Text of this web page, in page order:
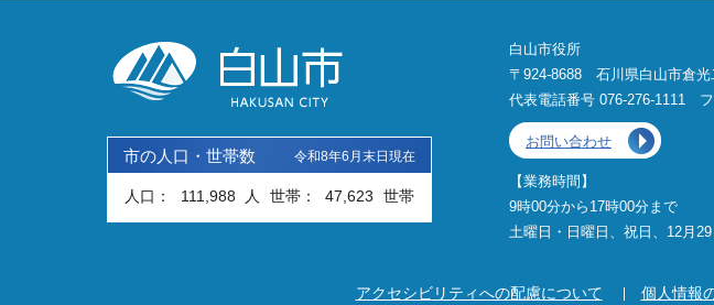
市の人口・世帯数 令和8年6月末日現在
人口： 111,988 人 世帯： 47,623 世帯
白山市役所
〒924-8688 石川県白山市倉光
代表電話番号 076-276-1111
お問い合わせ
【業務時間】
9時00分から17時00分まで
土曜日・日曜日、祝日、12月
アクセシビリティへの配慮について 個人情報